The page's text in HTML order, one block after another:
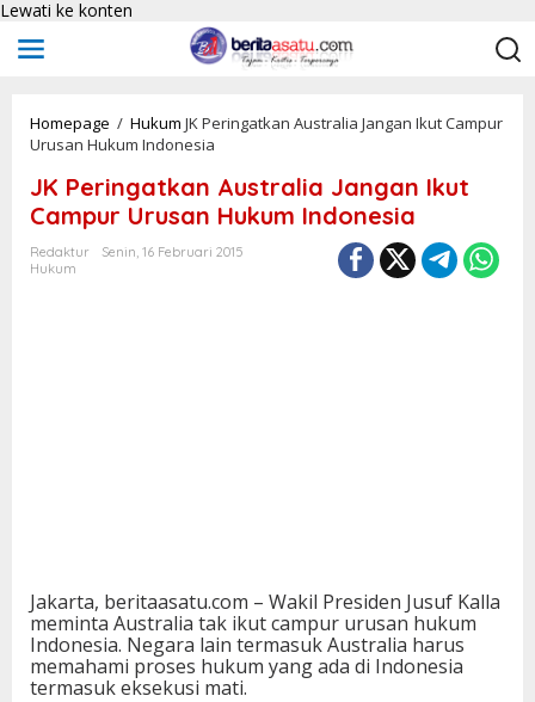
Lewati ke konten
Homepage / Hukum JK Peringatkan Australia Jangan Ikut Campur
Urusan Hukum Indonesia
JK Peringatkan Australia Jangan Ikut
Campur Urusan Hukum Indonesia
Redaktur
Senin, 16 Februari 2015
Hukum
Jakarta, beritaasatu.com – Wakil Presiden Jusuf Kalla
meminta Australia tak ikut campur urusan hukum
Indonesia. Negara lain termasuk Australia harus
memahami proses hukum yang ada di Indonesia
termasuk eksekusi mati.